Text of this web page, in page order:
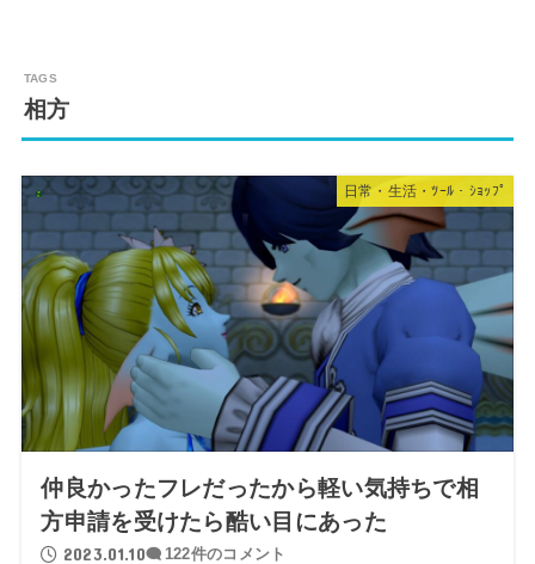
相方
日常・生活・ﾂｰﾙ・ｼｮｯﾌﾟ
仲良かったフレだったから軽い気持ちで相
方申請を受けたら酷い目にあった
2023.01.10 122件のコメント